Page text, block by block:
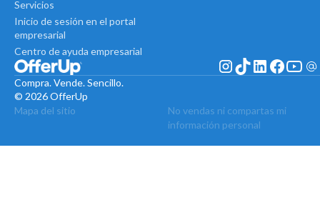
Servicios
Inicio de sesión en el portal
empresarial
Centro de ayuda empresarial
Compra. Vende. Sencillo.
© 2026 OfferUp
Mapa del sitio
No vendas ni compartas mi
información personal